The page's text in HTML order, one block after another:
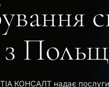
КОНСАЛТ надає послуги